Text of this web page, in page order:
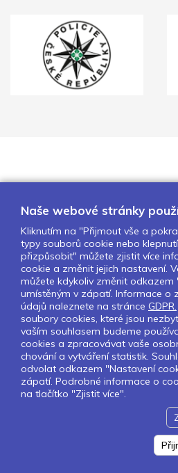
O nás Naše
Partneři
Nastavení
Sledujte
Pokud chcete
Newsletter
Naše webové stránky
Kliknutím na "Přijmout vše a
typy souborů cookie nebo
přizpůsobit" můžete zjistit více
cookie a změnit jejich nastavení.
můžete kdykoliv změnit odkazem
umístěným v zápatí. Informace o
údajů naleznete na stránce GDPR.
soubory cookies, které jsou
vaším souhlasem budeme
cookies a zpracovávat vaše
chování a vytváření statistik.
odvolat odkazem "Nastavení
zápatí. Podrobné informace o
na tlačítko "Zjistit více".